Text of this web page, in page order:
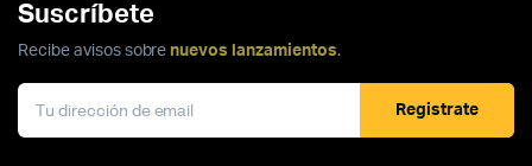
Suscríbete
Recibe avisos sobre nuevos lanzamientos.
Registrate